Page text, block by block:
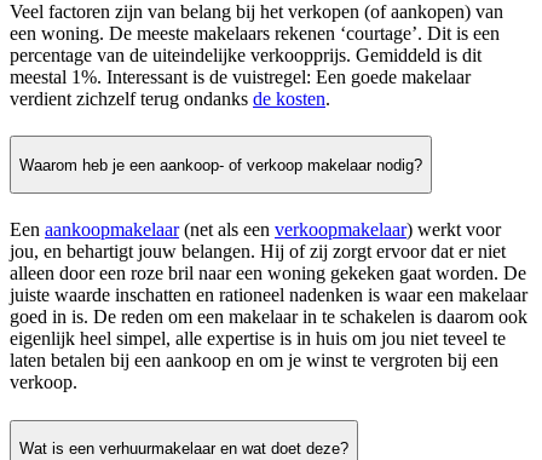
Veel factoren zijn van belang bij het verkopen (of aankopen) van
een woning. De meeste makelaars rekenen ‘courtage’. Dit is een
percentage van de uiteindelijke verkoopprijs. Gemiddeld is dit
meestal 1%. Interessant is de vuistregel: Een goede makelaar
verdient zichzelf terug ondanks de kosten.
Waarom heb je een aankoop- of verkoop makelaar nodig?
Een aankoopmakelaar(net als een verkoopmakelaar) werkt voor
jou, en behartigt jouw belangen. Hij of zij zorgt ervoor dat er niet
alleen door een roze bril naar een woning gekeken gaat worden. De
juiste waarde inschatten en rationeel nadenken is waar een makelaar
goed in is. De reden om een makelaar in te schakelen is daarom ook
eigenlijk heel simpel, alle expertise is in huis om jou niet teveel te
laten betalen bij een aankoop en om je winst te vergroten bij een
verkoop.
Wat is een verhuurmakelaar en wat doet deze?